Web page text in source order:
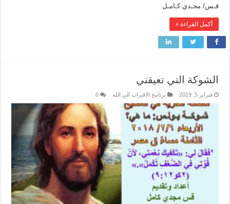
قـس/ مجـدي كـامـل
أكمل القراءة »
الشوكة التي تعيقني
فبراير 5, 2019 برنامج الاقتراب الي الله 0